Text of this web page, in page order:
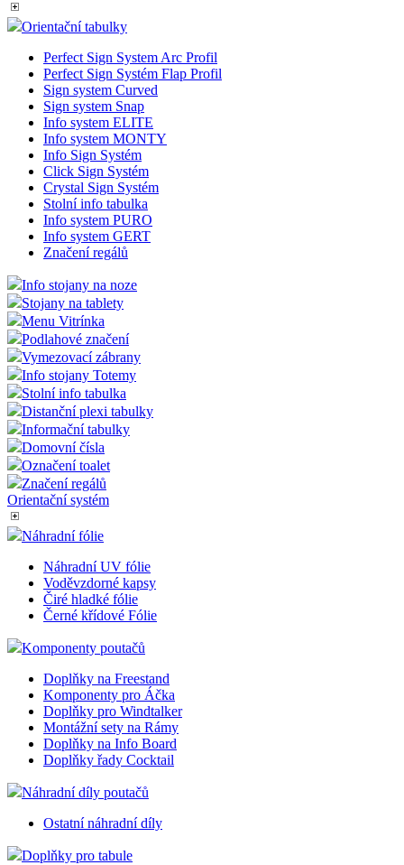
Orientační tabulky
Perfect Sign System Arc Profil
Perfect Sign Systém Flap Profil
Sign system Curved
Sign system Snap
Info system ELITE
Info system MONTY
Info Sign Systém
Click Sign Systém
Crystal Sign Systém
Stolní info tabulka
Info system PURO
Info system GERT
Značení regálů
Info stojany na noze
Stojany na tablety
Menu Vitrínka
Podlahové značení
Vymezovací zábrany
Info stojany Totemy
Stolní info tabulka
Distanční plexi tabulky
Informační tabulky
Domovní čísla
Označení toalet
Značení regálů
Orientační systém
Náhradní fólie
Náhradní UV fólie
Voděvzdorné kapsy
Čiré hladké fólie
Černé křídové Fólie
Komponenty poutačů
Doplňky na Freestand
Komponenty pro Áčka
Doplňky pro Windtalker
Montážní sety na Rámy
Doplňky na Info Board
Doplňky řady Cocktail
Náhradní díly poutačů
Ostatní náhradní díly
Doplňky pro tabule